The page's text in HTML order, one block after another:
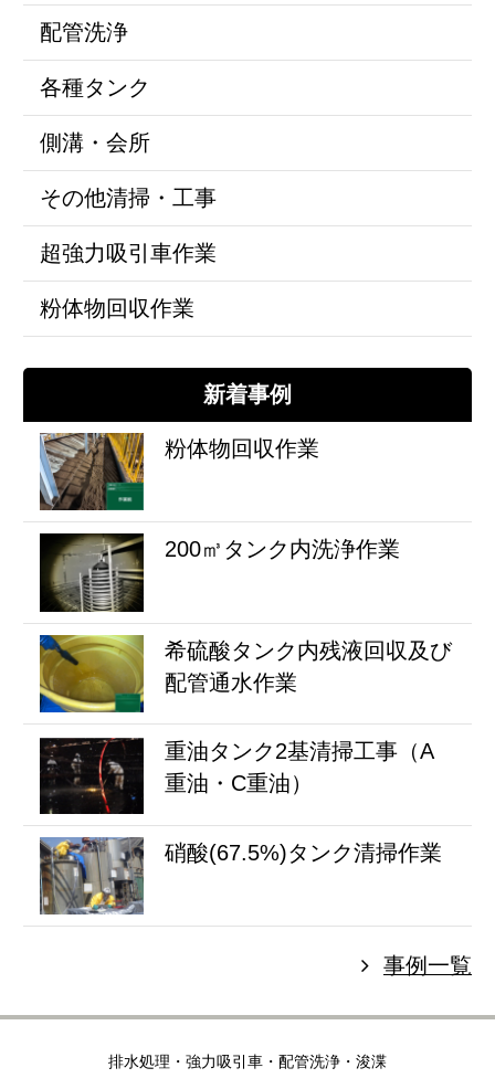
配管洗浄
各種タンク
側溝・会所
その他清掃・工事
超強力吸引車作業
粉体物回収作業
新着事例
粉体物回収作業
200㎥タンク内洗浄作業
希硫酸タンク内残液回収及び
配管通水作業
重油タンク2基清掃工事（A
重油・C重油）
硝酸(67.5%)タンク清掃作業
事例一覧
排水処理・強力吸引車・配管洗浄・浚渫